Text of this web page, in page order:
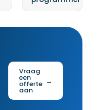
Vraag
een
offerte
aan
→